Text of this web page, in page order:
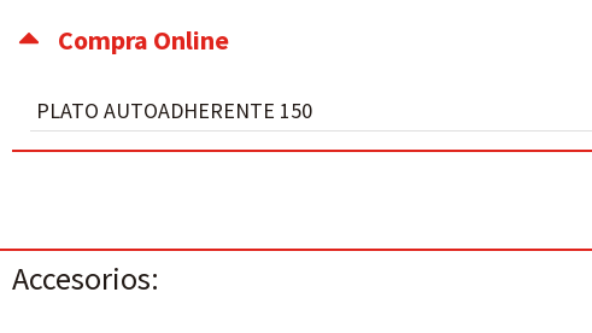
Compra Online
PLATO AUTOADHERENTE 150
Accesorios: